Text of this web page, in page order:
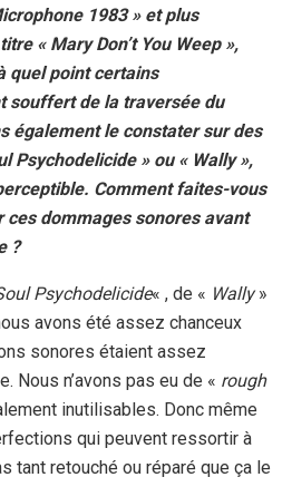
1983 » et plus
« Mary Don’t You Weep »,
quel point certains
souffert de la traversée du
également le constater sur des
Psychodelicide » ou « Wally »,
Comment faites-vous
dommages sonores avant
?
Psychodelicide« , de « Wally»
avons été assez chanceux
sonores étaient assez
Nous n’avons pas eu de « rough
inutilisables. Donc même
qui peuvent ressortir à
tant retouché ou réparé que ça le